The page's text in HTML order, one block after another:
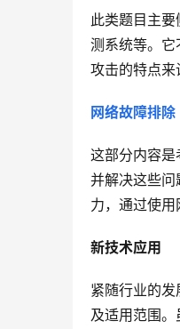
此类题目主
测系统等。
攻击的特点来
网络故障排除
这部分内容
并解决这些
力，通过使用
新技术应用
紧随行业的
及适用范围